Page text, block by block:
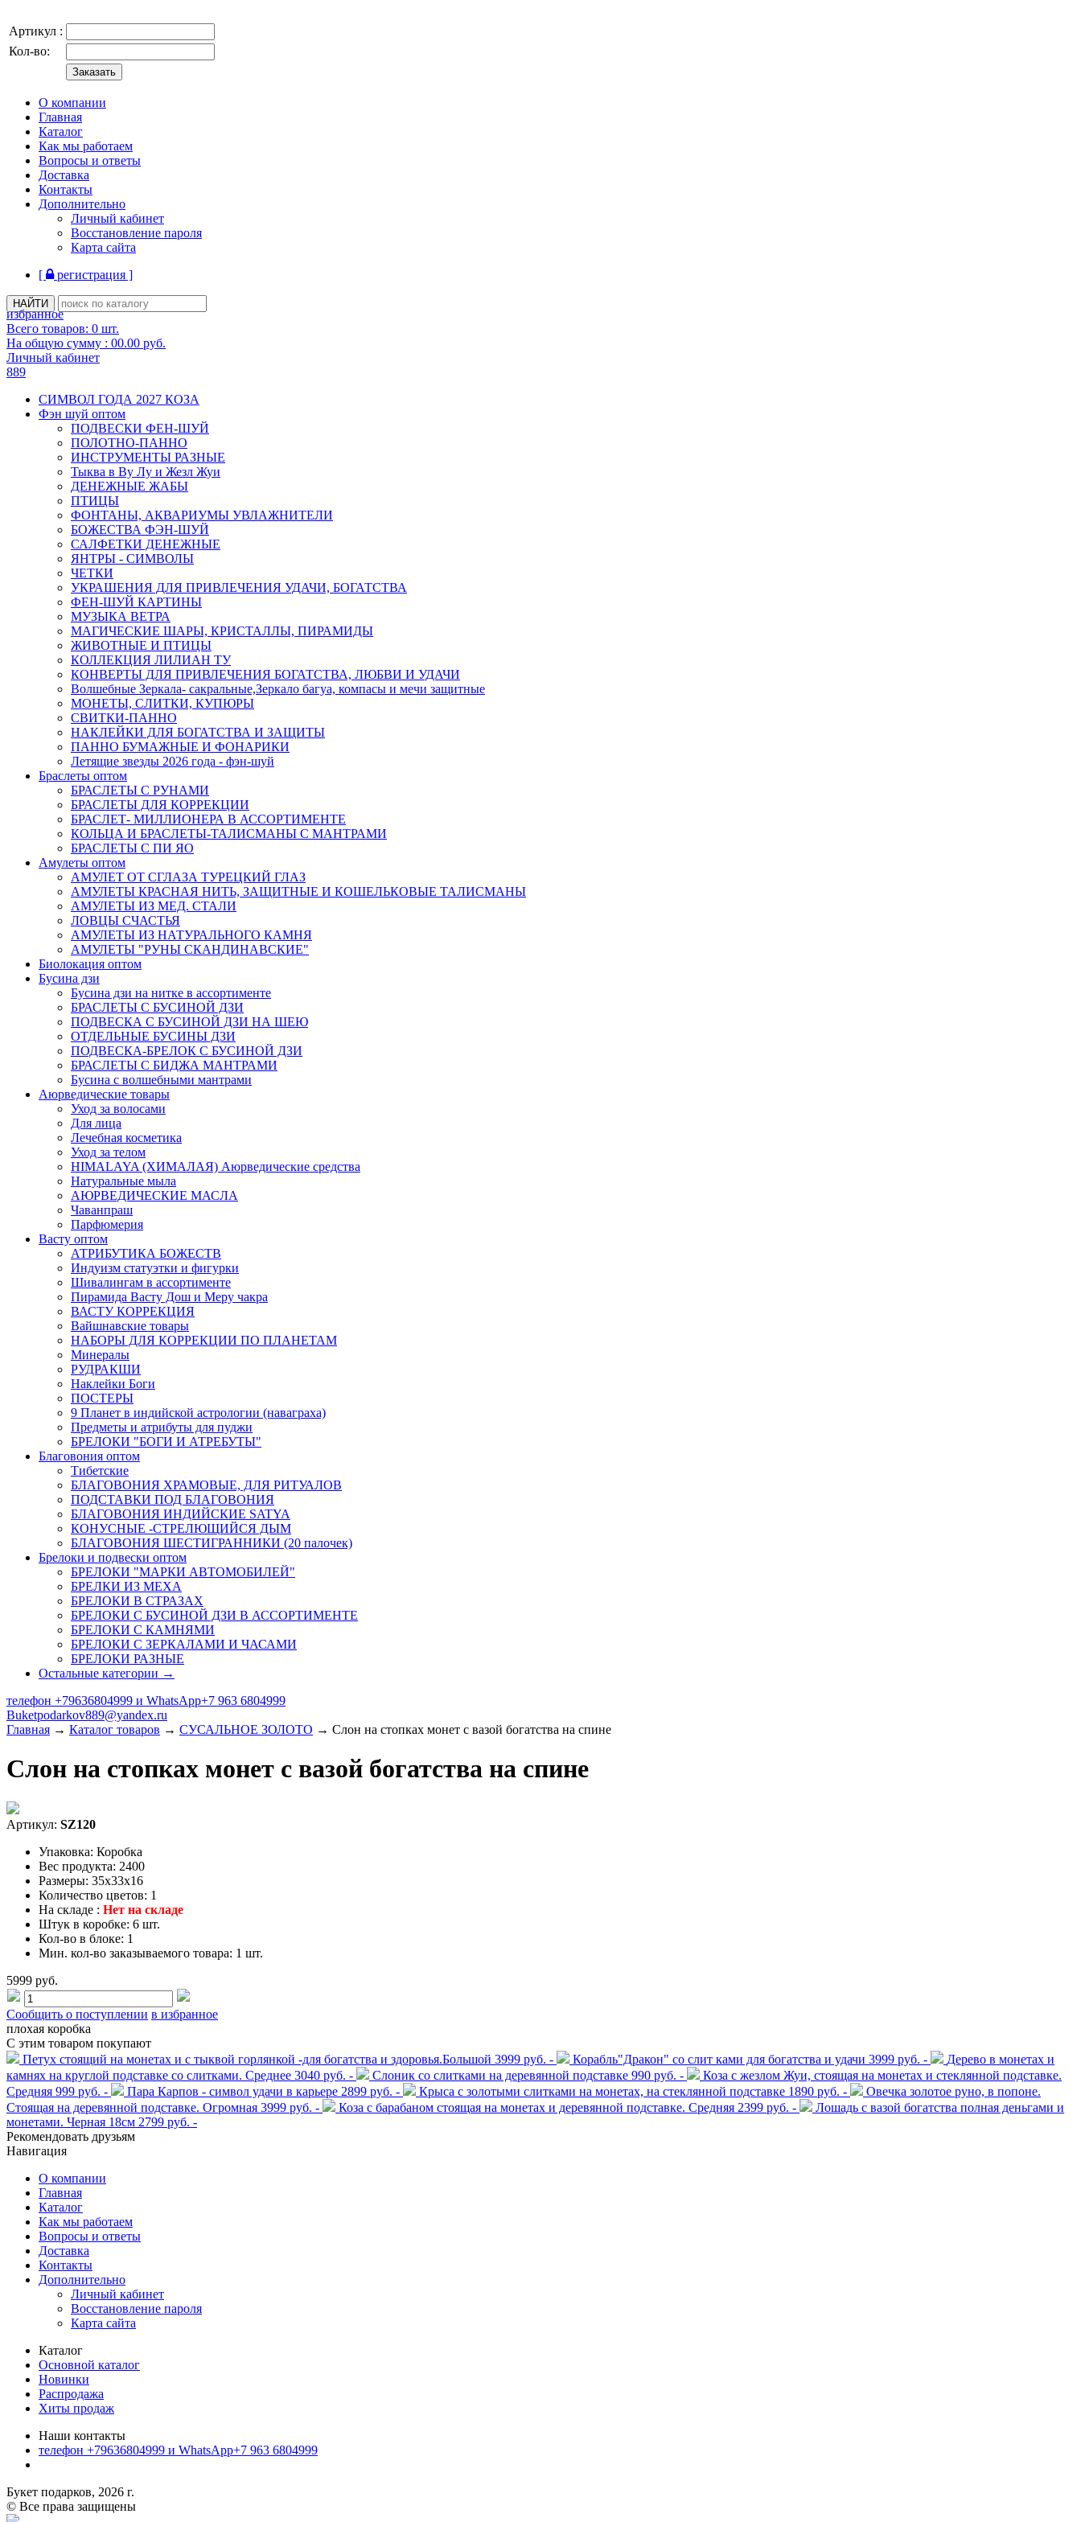
Артикул :
Кол-во:
О компании
Главная
Каталог
Как мы работаем
Вопросы и ответы
Доставка
Контакты
Дополнительно
Личный кабинет
Восстановление пароля
Карта сайта
[
регистрация ]
избранное
Всего товаров: 0 шт.
На общую сумму : 00.00 руб.
Личный кабинет
889
СИМВОЛ ГОДА 2027 КОЗА
Фэн шуй оптом
ПОДВЕСКИ ФЕН-ШУЙ
ПОЛОТНО-ПАННО
ИНСТРУМЕНТЫ РАЗНЫЕ
Тыква в Ву Лу и Жезл Жуи
ДЕНЕЖНЫЕ ЖАБЫ
ПТИЦЫ
ФОНТАНЫ, АКВАРИУМЫ УВЛАЖНИТЕЛИ
БОЖЕСТВА ФЭН-ШУЙ
САЛФЕТКИ ДЕНЕЖНЫЕ
ЯНТРЫ - СИМВОЛЫ
ЧЕТКИ
УКРАШЕНИЯ ДЛЯ ПРИВЛЕЧЕНИЯ УДАЧИ, БОГАТСТВА
ФЕН-ШУЙ КАРТИНЫ
МУЗЫКА ВЕТРА
МАГИЧЕСКИЕ ШАРЫ, КРИСТАЛЛЫ, ПИРАМИДЫ
ЖИВОТНЫЕ И ПТИЦЫ
КОЛЛЕКЦИЯ ЛИЛИАН ТУ
КОНВЕРТЫ ДЛЯ ПРИВЛЕЧЕНИЯ БОГАТСТВА, ЛЮБВИ И УДАЧИ
Волшебные Зеркала- сакральные,Зеркало багуа, компасы и мечи защитные
МОНЕТЫ, СЛИТКИ, КУПЮРЫ
СВИТКИ-ПАННО
НАКЛЕЙКИ ДЛЯ БОГАТСТВА И ЗАЩИТЫ
ПАННО БУМАЖНЫЕ И ФОНАРИКИ
Летящие звезды 2026 года - фэн-шуй
Браслеты оптом
БРАСЛЕТЫ С РУНАМИ
БРАСЛЕТЫ ДЛЯ КОРРЕКЦИИ
БРАСЛЕТ- МИЛЛИОНЕРА В АССОРТИМЕНТЕ
КОЛЬЦА И БРАСЛЕТЫ-ТАЛИСМАНЫ С МАНТРАМИ
БРАСЛЕТЫ С ПИ ЯО
Амулеты оптом
АМУЛЕТ ОТ СГЛАЗА ТУРЕЦКИЙ ГЛАЗ
АМУЛЕТЫ КРАСНАЯ НИТЬ, ЗАЩИТНЫЕ И КОШЕЛЬКОВЫЕ ТАЛИСМАНЫ
АМУЛЕТЫ ИЗ МЕД. СТАЛИ
ЛОВЦЫ СЧАСТЬЯ
АМУЛЕТЫ ИЗ НАТУРАЛЬНОГО КАМНЯ
АМУЛЕТЫ "РУНЫ СКАНДИНАВСКИЕ"
Биолокация оптом
Бусина дзи
Бусина дзи на нитке в ассортименте
БРАСЛЕТЫ С БУСИНОЙ ДЗИ
ПОДВЕСКА С БУСИНОЙ ДЗИ НА ШЕЮ
ОТДЕЛЬНЫЕ БУСИНЫ ДЗИ
ПОДВЕСКА-БРЕЛОК С БУСИНОЙ ДЗИ
БРАСЛЕТЫ С БИДЖА МАНТРАМИ
Бусина с волшебными мантрами
Аюрведические товары
Уход за волосами
Для лица
Лечебная косметика
Уход за телом
HIMALAYA (ХИМАЛАЯ) Аюрведические средства
Натуральные мыла
АЮРВЕДИЧЕСКИЕ МАСЛА
Чаванпраш
Парфюмерия
Васту оптом
АТРИБУТИКА БОЖЕСТВ
Индуизм статуэтки и фигурки
Шивалингам в ассортименте
Пирамида Васту Дош и Меру чакра
ВАСТУ КОРРЕКЦИЯ
Вайшнавские товары
НАБОРЫ ДЛЯ КОРРЕКЦИИ ПО ПЛАНЕТАМ
Минералы
РУДРАКШИ
Наклейки Боги
ПОСТЕРЫ
9 Планет в индийской астрологии (наваграха)
Предметы и атрибуты для пуджи
БРЕЛОКИ "БОГИ И АТРЕБУТЫ"
Благовония оптом
Тибетские
БЛАГОВОНИЯ ХРАМОВЫЕ, ДЛЯ РИТУАЛОВ
ПОДСТАВКИ ПОД БЛАГОВОНИЯ
БЛАГОВОНИЯ ИНДИЙСКИЕ SATYA
КОНУСНЫЕ -СТРЕЛЮЩИЙСЯ ДЫМ
БЛАГОВОНИЯ ШЕСТИГРАННИКИ (20 палочек)
Брелоки и подвески оптом
БРЕЛОКИ "МАРКИ АВТОМОБИЛЕЙ"
БРЕЛКИ ИЗ МЕХА
БРЕЛОКИ В СТРАЗАХ
БРЕЛОКИ С БУСИНОЙ ДЗИ В АССОРТИМЕНТЕ
БРЕЛОКИ С КАМНЯМИ
БРЕЛОКИ С ЗЕРКАЛАМИ И ЧАСАМИ
БРЕЛОКИ РАЗНЫЕ
Остальные категории →
телефон +79636804999 и WhatsApp+7 963 6804999
Buketpodarkov889@yandex.ru
Главная → Каталог товаров → СУСАЛЬНОЕ ЗОЛОТО → Слон на стопках монет с вазой богатства на спине
Слон на стопках монет с вазой богатства на спине
Артикул: SZ120
Упаковка: Коробка
Вес продукта: 2400
Размеры: 35x33x16
Количество цветов: 1
На складе : Нет на складе
Штук в коробке: 6 шт.
Кол-во в блоке: 1
Мин. кол-во заказываемого товара: 1 шт.
5999 руб.
Сообщить о поступлении в избранное
плохая коробка
С этим товаром покупают
Петух стоящий на монетах и с тыквой горлянкой -для богатства и здоровья.Большой 3999 руб. - Корабль"Дракон" со слит ками для богатства и удачи 3999 руб. -
Дерево в монетах и
камнях на круглой подставке со слитками. Среднее 3040 руб. - Слоник со слитками на деревянной подставке 990 руб. -
Коза с жезлом Жуи, стоящая на монетах и стеклянной подставке.
Средняя 999 руб. - Пара Карпов - символ удачи в карьере 2899 руб. - Крыса с золотыми слитками на монетах, на стеклянной подставке 1890 руб. -
Овечка золотое руно, в попоне.
Стоящая на деревянной подставке. Огромная 3999 руб. - Коза с барабаном стоящая на монетах и деревянной подставке. Средняя 2399 руб. -
Лошадь с вазой богатства полная деньгами и
монетами. Черная 18см 2799 руб. -
Рекомендовать друзьям
Навигация
О компании
Главная
Каталог
Как мы работаем
Вопросы и ответы
Доставка
Контакты
Дополнительно
Личный кабинет
Восстановление пароля
Карта сайта
Каталог
Основной каталог
Новинки
Распродажа
Хиты продаж
Наши контакты
телефон +79636804999 и WhatsApp+7 963 6804999
Букет подарков, 2026 г.
© Все права защищены